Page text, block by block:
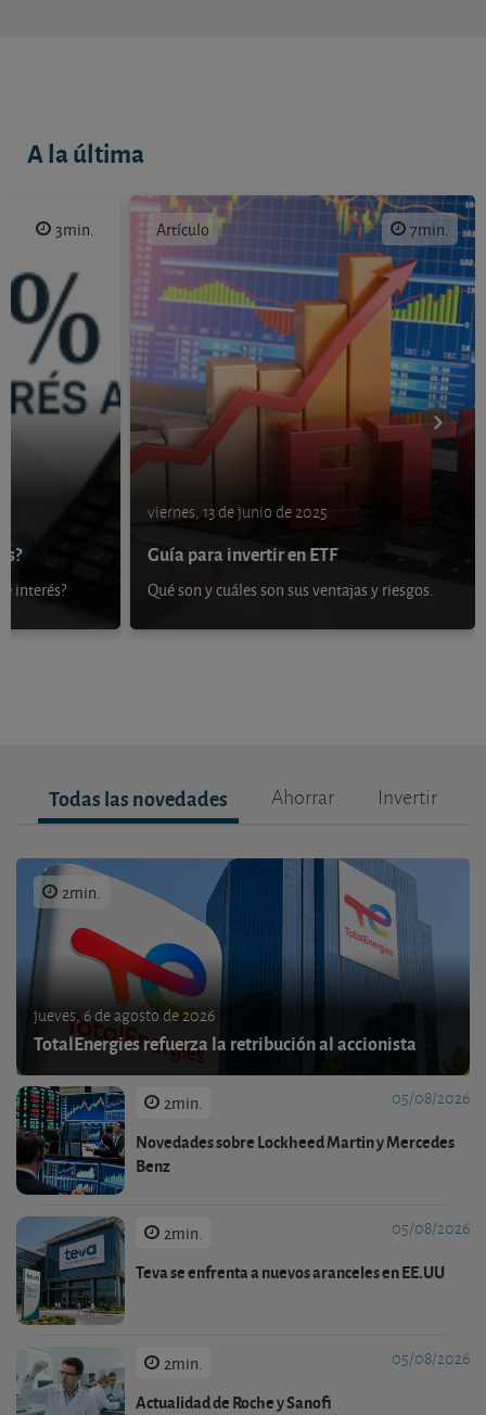
A la última
3min.
interés?
Artículo 7min.
viernes, 13 de junio de 2025
Guía para invertir en ETF
Qué son y cuáles son sus ventajas y riesgos.
Todas las novedades Ahorrar Invertir
2min.
jueves, 6 de agosto de 2026
TotalEnergies refuerza la retribución al accionista
2min. 05/08/2026
Novedades sobre Lockheed Martin y Mercedes
Benz
2min. 05/08/2026
Teva se enfrenta a nuevos aranceles en EE.UU
2min. 05/08/2026
Actualidad de Roche y Sanofi